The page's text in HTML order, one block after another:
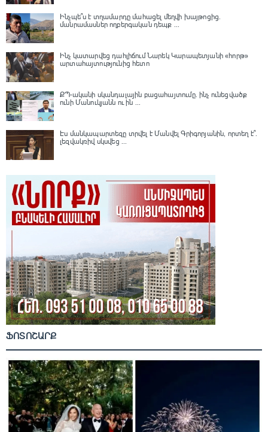
Ինչպե՞ս է տղամարդը մահացել մեղվի խայթոցից.
մանրամասներ ողբերգական դեպք ...
Ինչ կատարվեց դահլիճում Նարեկ Կարապետյանի «հորթ»
արտահայտությունից հետո
ՔՊ-ականի սկանդալային բացահայտումը․ ինչ ունեցվածք
ունի Մանուկյանն ու ին ...
Էս մանկապարտեզը տրվել է Մանվել Գրիգորյանին, որտեղ է՞․
լեզվակռիվ սկսվեց ...
ՖՈՏՈՇԱՐՔ